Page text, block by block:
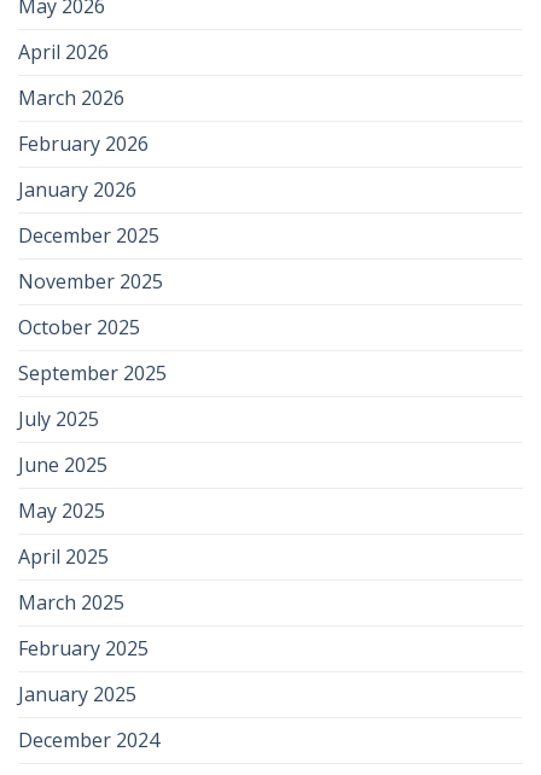
May 2026
April 2026
March 2026
February 2026
January 2026
December 2025
November 2025
October 2025
September 2025
July 2025
June 2025
May 2025
April 2025
March 2025
February 2025
January 2025
December 2024